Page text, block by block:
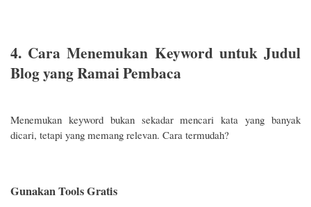
4. Cara Menemukan Keyword untuk Judul
Blog yang Ramai Pembaca
Menemukan keyword bukan sekadar mencari kata yang banyak
dicari, tetapi yang memang relevan. Cara termudah?
Gunakan Tools Gratis